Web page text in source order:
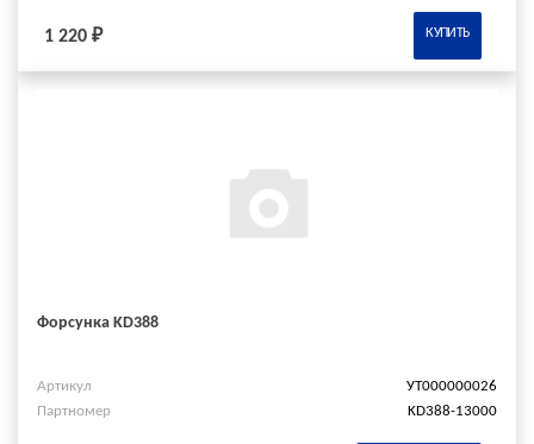
1 220 ₽ КУПИТЬ
Форсунка KD388
Артикул
УТ000000026
Партномер
KD388-13000